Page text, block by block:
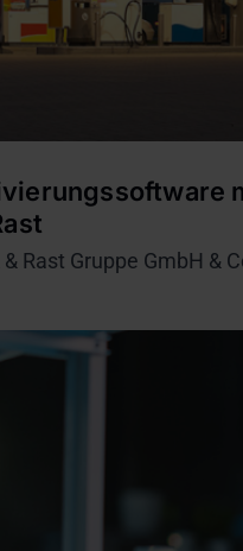
Rast Gruppe GmbH &